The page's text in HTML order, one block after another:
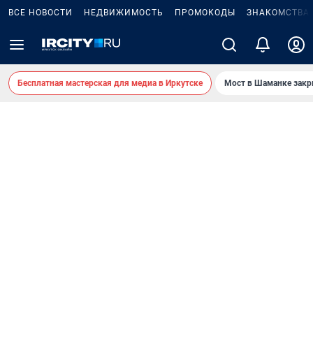
ВСЕ НОВОСТИ НЕДВИЖИМОСТЬ ПРОМОКОДЫ ЗНАКОМСТВА
Бесплатная мастерская для медиа в Иркутске Мост в Шаманке